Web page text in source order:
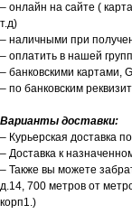
– онлайн на сайте (
т.д)
– наличными при
– оплатить в нашей
– банковскими картами,
– по банковским
Варианты доставки:
– Курьерская доставка
– Доставка к
– Также вы можете
д.14, 700 метров от
корп1.)